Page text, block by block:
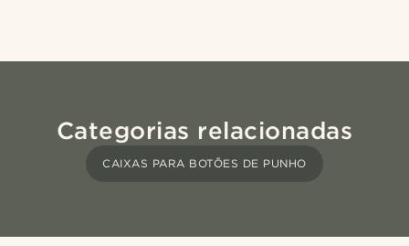
Categorias relacionadas
CAIXAS PARA BOTÕES DE PUNHO